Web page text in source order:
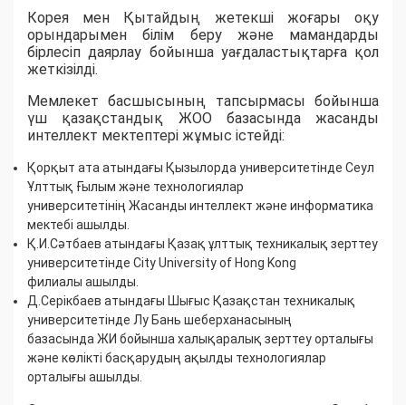
Корея мен Қытайдың жетекші жоғары оқу
орындарымен білім беру және мамандарды
бірлесіп даярлау бойынша уағдаластықтарға қол
жеткізілді.
Мемлекет басшысының тапсырмасы бойынша
үш қазақстандық ЖОО базасында жасанды
интеллект мектептері жұмыс істейді:
Қорқыт ата атындағы Қызылорда университетінде Сеул
Ұлттық Ғылым және технологиялар
университетінің Жасанды интеллект және информатика
мектебі ашылды.
Қ.И.Сәтбаев атындағы Қазақ ұлттық техникалық зерттеу
университетінде City University of Hong Kong
филиалы ашылды.
Д.Серікбаев атындағы Шығыс Қазақстан техникалық
университетінде Лу Бань шеберханасының
базасында ЖИ бойынша халықаралық зерттеу орталығы
және көлікті басқарудың ақылды технологиялар
орталығы ашылды.